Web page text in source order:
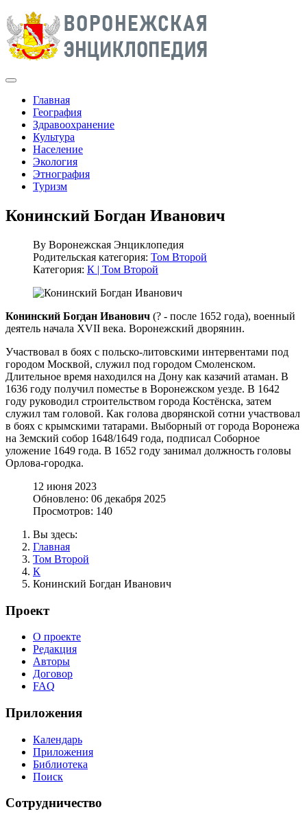
Главная
География
Здравоохранение
Культура
Население
Экология
Этнография
Туризм
Конинский Богдан Иванович
By Воронежская Энциклопедия
Родительская категория: Том Второй
Категория: К | Том Второй
Конинский Богдан Иванович (? - после 1652 года), военный
деятель начала XVII века. Воронежский дворянин.
Участвовал в боях с польско-литовскими интервентами под
городом Москвой, служил под городом Смоленском.
Длительное время находился на Дону как казачий атаман. В
1636 году получил поместье в Воронежском уезде. В 1642
году руководил строительством города Костёнска, затем
служил там головой. Как голова дворянской сотни участвовал
в боях с крымскими татарами. Выборный от города Воронежа
на Земский собор 1648/1649 года, подписал Соборное
уложение 1649 года. В 1652 году занимал должность головы
Орлова-городка.
12 июня 2023
Обновлено: 06 декабря 2025
Просмотров: 140
Вы здесь:
Главная
Том Второй
К
Конинский Богдан Иванович
Проект
О проекте
Редакция
Авторы
Договор
FAQ
Приложения
Календарь
Приложения
Библиотека
Поиск
Сотрудничество